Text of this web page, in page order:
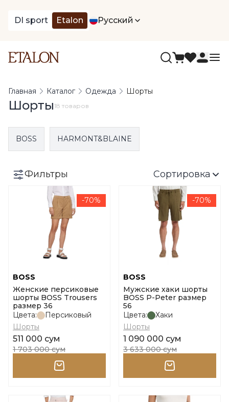
DI sport Etalon Русский
Главная Каталог Одежда Шорты
Шорты18 товаров
BOSS HARMONT&BLAINE
Фильтры Сортировка
-70%
BOSS
Женские персиковые
шорты BOSS Trousers
размер 36
Цвета:
Персиковый
Шорты
511 000 сум
1 703 000 сум
-70%
BOSS
Мужские хаки шорты
BOSS P-Peter размер
56
Цвета:
Хаки
Шорты
1 090 000 сум
3 633 000 сум